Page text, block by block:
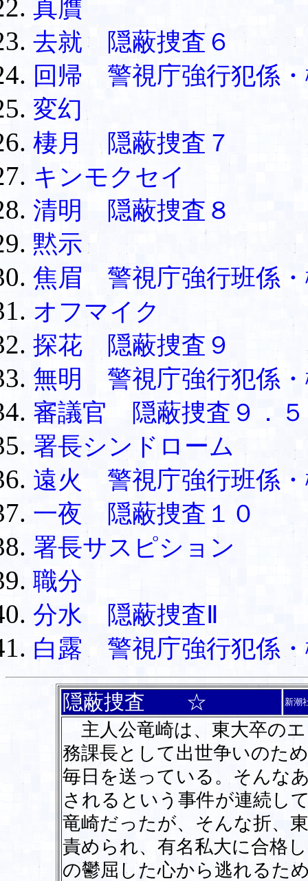
真贋
去就 隠蔽捜査６
回帰 警視庁強行犯係
変幻
棲月 隠蔽捜査７
キンモクセイ
清明 隠蔽捜査８
黙示
焦眉 警視庁強行班係・
オフマイク
探花 隠蔽捜査９
無明 警視庁強行犯係・
審議官 隠蔽捜査９．５
署長シンドローム
遠火 警視庁強行班係
一夜 隠蔽捜査１０
署長サスピション
職分
分水 隠蔽捜査Ⅱ
白露 警視庁強行犯係
隠蔽捜査 ☆ 新潮
主人公竜崎は、東大卒の
務課長として出世争いのた
毎日を送っている。そんな
されるという事件が連続し
竜崎だったが、そんな折、
責められ、有名私大に合格
の鬱屈した心から逃れるた